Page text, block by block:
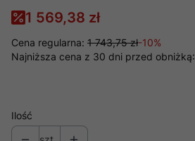
1 569,38 zł
Cena regularna: 1 743,75 zł-10%
Najniższa cena z 30 dni przed obniżką:
Ilość